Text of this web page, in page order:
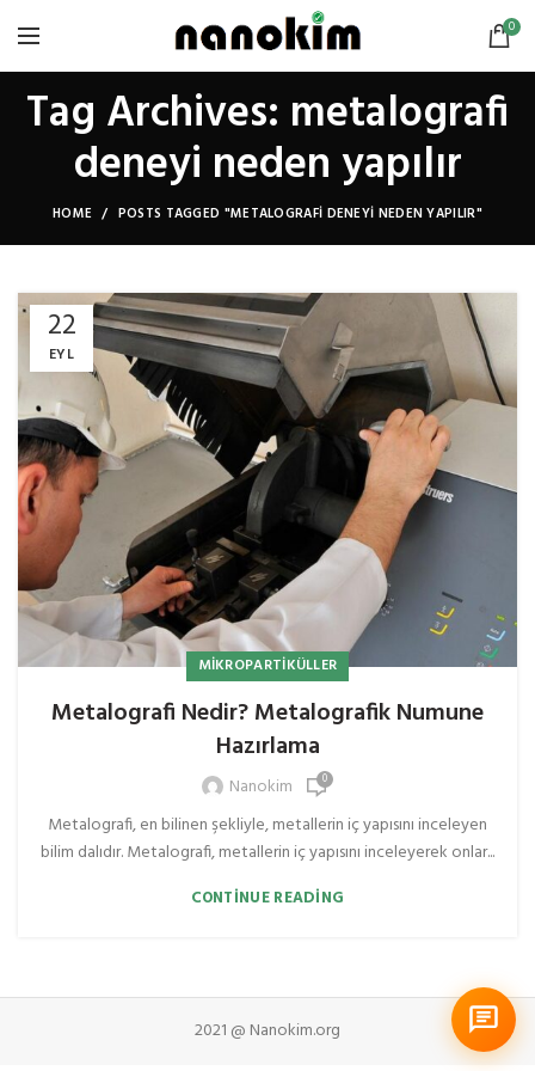
0
Tag Archives: metalografi
deneyi neden yapılır
HOME POSTS TAGGED "METALOGRAFI DENEYI NEDEN YAPILIR"
22
EYL
MIKROPARTIKÜLLER
Metalografi Nedir? Metalografik Numune
Hazırlama
Nanokim 0
Metalografi, en bilinen şekliyle, metallerin iç yapısını inceleyen
bilim dalıdır. Metalografi, metallerin iç yapısını inceleyerek onlar...
CONTINUE READING
2021 @ Nanokim.org